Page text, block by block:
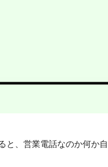
と、営業電話なのか何